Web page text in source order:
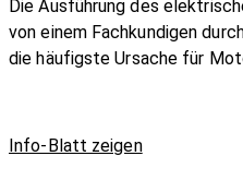
Die Ausführung des
von einem Fachkundigen
die häufigste Ursache für
Info-Blatt zeigen